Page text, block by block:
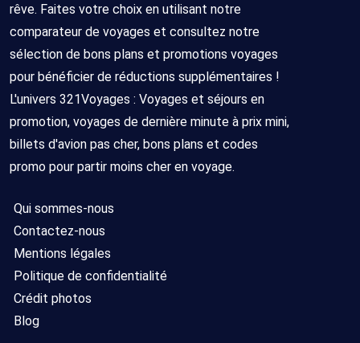
rêve. Faites votre choix en utilisant notre
comparateur de voyages et consultez notre
sélection de bons plans et promotions voyages
pour bénéficier de réductions supplémentaires !
L'univers 321Voyages : Voyages et séjours en
promotion, voyages de dernière minute à prix mini,
billets d'avion pas cher, bons plans et codes
promo pour partir moins cher en voyage.
Qui sommes-nous
Contactez-nous
Mentions légales
Politique de confidentialité
Crédit photos
Blog